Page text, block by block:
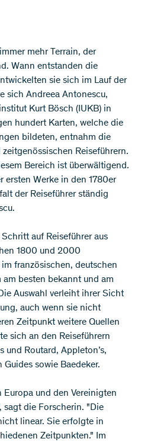
mehr Terrain, der
Wann entstanden die
sie sich im Lauf der
sich Andreea Antonescu,
Kurt Bösch (IUKB) in
hundert Karten, welche die
bildeten, entnahm die
Reiseführern.
Bereich ist überwältigend.
ersten Werke in den 1780er
der Reiseführer ständig
auf Reiseführer aus
1800 und 2000
französischen, deutschen
besten bekannt und am
Auswahl verleiht ihrer Sicht
auch wenn sie nicht
Zeitpunkt weitere Quellen
sich an den Reiseführern
und Routard, Appleton’s,
Guides sowie Baedeker.
Europa und den Vereinigten
sagt die Forscherin. "Die
linear. Sie erfolgte in
Zeitpunkten." Im